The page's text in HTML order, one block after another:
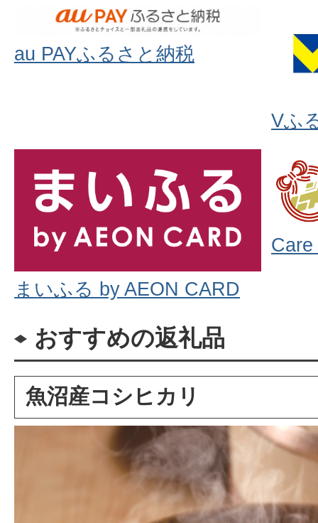
au PAYふるさと納税
Vふ
まいふる by AEON CARD
おすすめの返礼品
魚沼産コシヒカリ